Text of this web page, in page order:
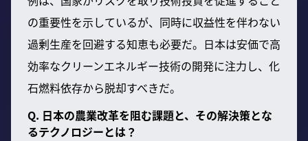
の重要性を示しているが、同時に収益性を伴わない
過剰生産を回避する知恵も必要だ。日本は安価で高
効率なクリーンエネルギー技術の開発に注力し、化
石燃料依存から脱却すべきだ。
Q. 日本の農業改革を阻む課題と、その解決策とな
るテクノロジーとは？